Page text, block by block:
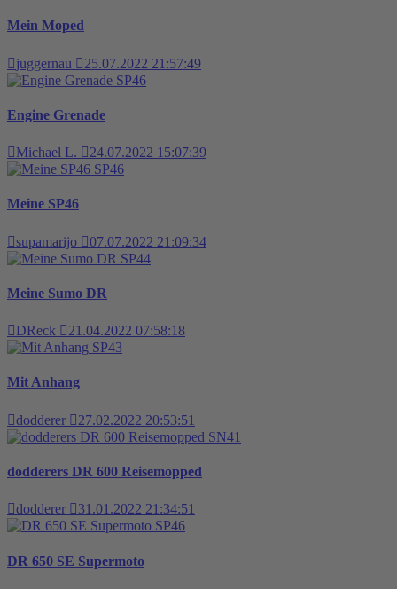
Mein Moped
juggernau
25.07.2022 21:57:49
SP46
Engine Grenade
Michael L.
24.07.2022 15:07:39
SP46
Meine SP46
supamarijo
07.07.2022 21:09:34
SP44
Meine Sumo DR
DReck
21.04.2022 07:58:18
SP43
Mit Anhang
dodderer
27.02.2022 20:53:51
SN41
dodderers DR 600 Reisemopped
dodderer
31.01.2022 21:34:51
SP46
DR 650 SE Supermoto